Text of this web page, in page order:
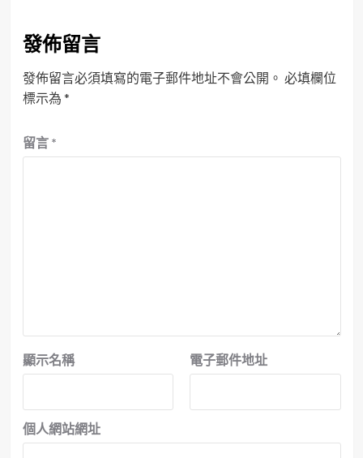
發佈留言
發佈留言必須填寫的電子郵件地址不會公開。 必填欄位
標示為 *
留言 *
顯示名稱 電子郵件地址
個人網站網址